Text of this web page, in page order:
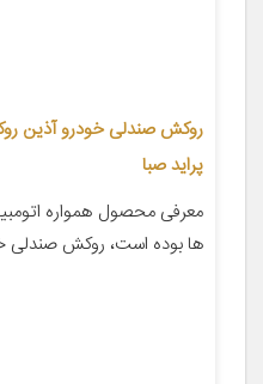
پراید صبا
معرفی محصول همواره
ها بوده است، روکش صندلی